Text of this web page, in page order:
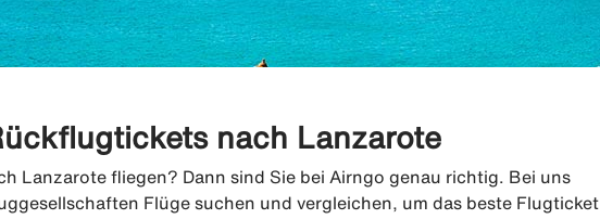
nach Lanzarote
Lanzarote fliegen? Dann sind Sie bei Airngo genau richtig. Bei uns
Flüge suchen und vergleichen, um das beste Flugticket